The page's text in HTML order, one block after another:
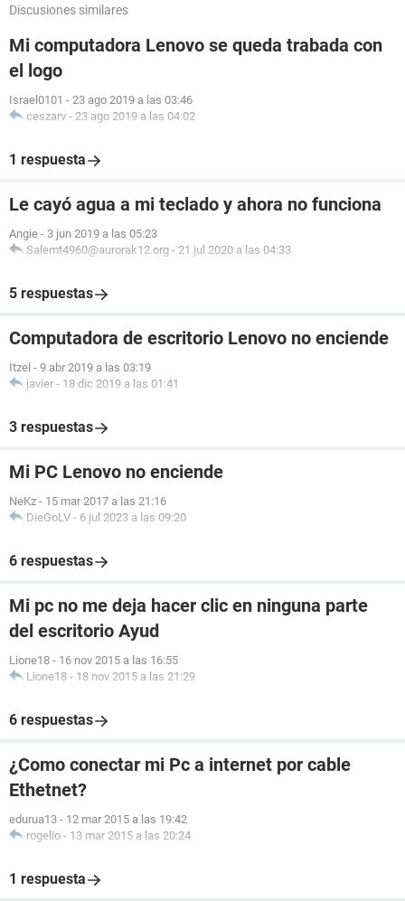
Discusiones similares
Mi computadora Lenovo se queda trabada con
el logo
Israel0101 - 23 ago 2019 a las 03:46
ceszarv - 23 ago 2019 a las 04:02
1 respuesta
Le cayó agua a mi teclado y ahora no funciona
Angie - 3 jun 2019 a las 05:23
Salemt4960@aurorak12.org - 21 jul 2020 a las 04:33
5 respuestas
Computadora de escritorio Lenovo no enciende
Itzel - 9 abr 2019 a las 03:19
javier - 18 dic 2019 a las 01:41
3 respuestas
Mi PC Lenovo no enciende
NeKz - 15 mar 2017 a las 21:16
DieGoLV - 6 jul 2023 a las 09:20
6 respuestas
Mi pc no me deja hacer clic en ninguna parte
del escritorio Ayud
Lione18 - 16 nov 2015 a las 16:55
Lione18 - 18 nov 2015 a las 21:29
6 respuestas
¿Como conectar mi Pc a internet por cable
Ethetnet?
edurua13 - 12 mar 2015 a las 19:42
rogelio - 13 mar 2015 a las 20:24
1 respuesta